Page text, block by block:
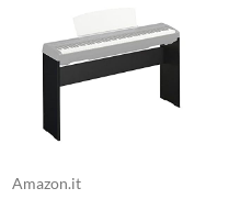
Amazon.it